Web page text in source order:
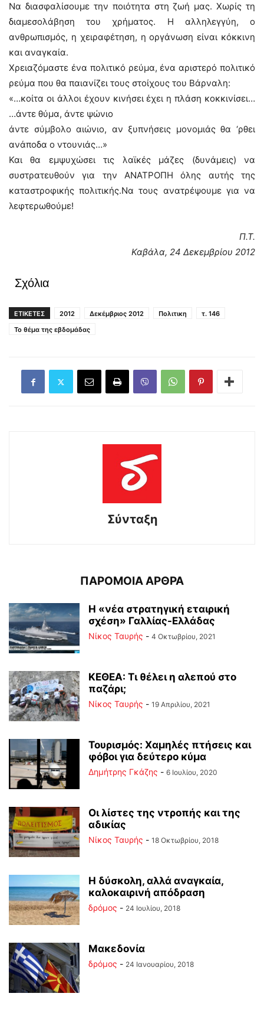
Να διασφαλίσουμε την ποιότητα στη ζωή μας. Χωρίς τη
διαμεσολάβηση του χρήματος. Η αλληλεγγύη, ο
ανθρωπισμός, η χειραφέτηση, η οργάνωση είναι κόκκινη
και αναγκαία.
Χρειαζόμαστε ένα πολιτικό ρεύμα, ένα αριστερό πολιτικό
ρεύμα που θα παιανίζει τους στοίχους του Βάρναλη:
«…κοίτα οι άλλοι έχουν κινήσει έχει η πλάση κοκκινίσει…
…άντε θύμα, άντε ψώνιο
άντε σύμβολο αιώνιο, αν ξυπνήσεις μονομιάς θα ‘ρθει
ανάποδα ο ντουνιάς…»
Και θα εμψυχώσει τις λαϊκές μάζες (δυνάμεις) να
συστρατευθούν για την ΑΝΑΤΡΟΠΗ όλης αυτής της
καταστροφικής πολιτικής.Να τους ανατρέψουμε για να
λεφτερωθούμε!
Π.Τ.
Καβάλα, 24 Δεκεμβρίου 2012
Σχόλια
ΕΤΙΚΕΤΕΣ 2012 Δεκέμβριος 2012 Πολιτικη
τ. 146
Το θέμα της εβδομάδας
Σύνταξη
ΠΑΡΟΜΟΙΑ ΑΡΘΡΑ
Η «νέα στρατηγική εταιρική
σχέση» Γαλλίας-Ελλάδας
Νίκος Ταυρής - 4 Οκτωβρίου, 2021
ΚΕΘΕΑ: Τι θέλει η αλεπού στο
παζάρι;
Νίκος Ταυρής - 19 Απριλίου, 2021
Τουρισμός: Χαμηλές πτήσεις και
φόβοι για δεύτερο κύμα
Δημήτρης Γκάζης - 6 Ιουλίου, 2020
Οι λίστες της ντροπής και της
αδικίας
Νίκος Ταυρής - 18 Οκτωβρίου, 2018
Η δύσκολη, αλλά αναγκαία,
καλοκαιρινή απόδραση
δρόμος - 24 Ιουλίου, 2018
Μακεδονία
δρόμος - 24 Ιανουαρίου, 2018